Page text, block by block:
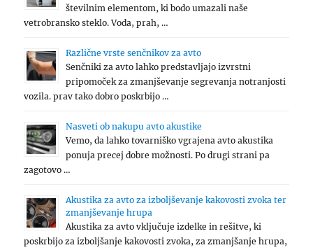
številnim elementom, ki bodo umazali naše
vetrobransko steklo. Voda, prah, …
Različne vrste senčnikov za avto
Senčniki za avto lahko predstavljajo izvrstni
pripomoček za zmanjševanje segrevanja notranjosti
vozila. prav tako dobro poskrbijo …
Nasveti ob nakupu avto akustike
Vemo, da lahko tovarniško vgrajena avto akustika
ponuja precej dobre možnosti. Po drugi strani pa
zagotovo …
Akustika za avto za izboljševanje kakovosti zvoka ter
zmanjševanje hrupa
Akustika za avto vključuje izdelke in rešitve, ki
poskrbijo za izboljšanje kakovosti zvoka, za zmanjšanje hrupa,